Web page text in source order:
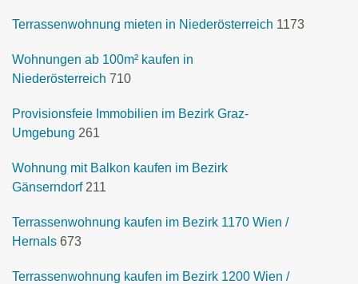
Terrassenwohnung mieten in Niederösterreich 1173
Wohnungen ab 100m² kaufen in
Niederösterreich 710
Provisionsfeie Immobilien im Bezirk Graz-
Umgebung 261
Wohnung mit Balkon kaufen im Bezirk
Gänserndorf 211
Terrassenwohnung kaufen im Bezirk 1170 Wien /
Hernals 673
Terrassenwohnung kaufen im Bezirk 1200 Wien /